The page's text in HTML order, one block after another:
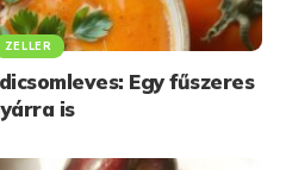
ZELLER
Egy fűszeres
is